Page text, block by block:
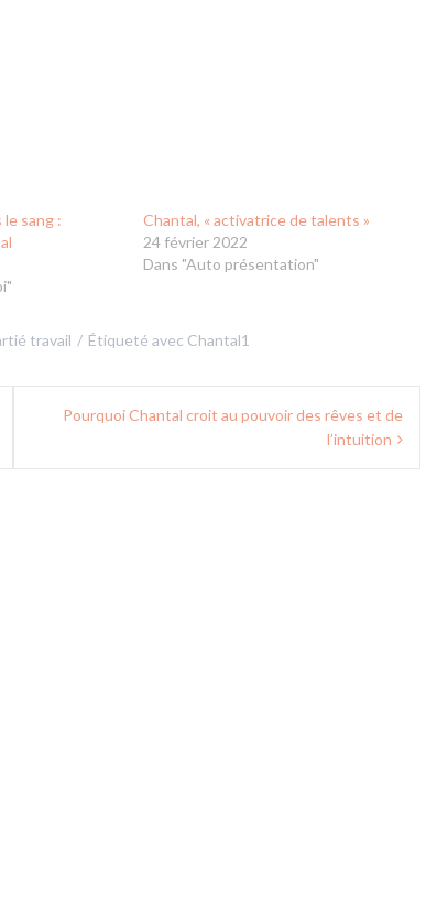
le sang :
Chantal, « activatrice de talents »
24 février 2022
Dans "Auto présentation"
travail Étiqueté avec Chantal1
Pourquoi Chantal croit au pouvoir des rêves et de
l’intuition